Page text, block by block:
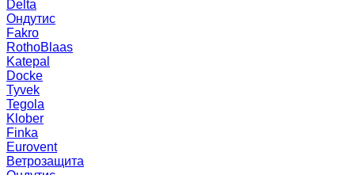
Delta
Ондутис
Fakro
RothoBlaas
Katepal
Docke
Tyvek
Tegola
Klober
Finka
Eurovent
Ветрозащита